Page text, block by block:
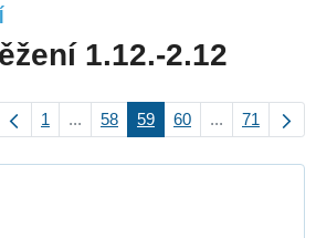
1.12.-2.12
1 ... 58 59 60 ... 71